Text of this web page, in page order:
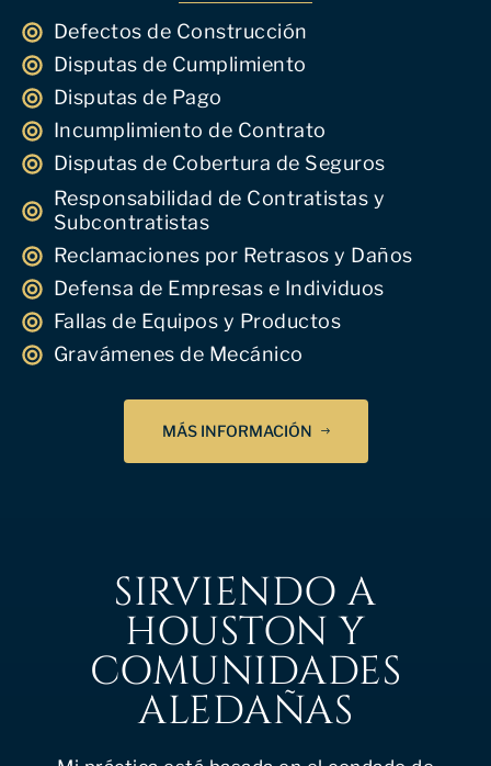
Defectos de Construcción
Disputas de Cumplimiento
Disputas de Pago
Incumplimiento de Contrato
Disputas de Cobertura de Seguros
Responsabilidad de Contratistas y
Subcontratistas
Reclamaciones por Retrasos y Daños
Defensa de Empresas e Individuos
Fallas de Equipos y Productos
Gravámenes de Mecánico
MÁS INFORMACIÓN
SIRVIENDO A
HOUSTON Y
COMUNIDADES
ALEDAÑAS